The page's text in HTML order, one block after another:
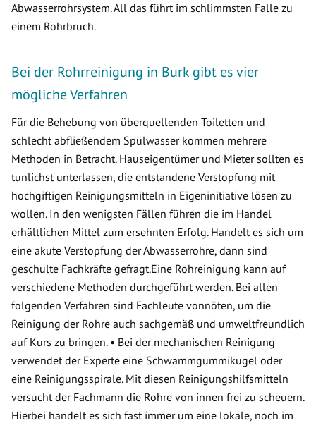
Abwasserrohrsystem. All das führt im schlimmsten Falle zu
einem Rohrbruch.
Bei der Rohrreinigung in Burk gibt es vier
mögliche Verfahren
Für die Behebung von überquellenden Toiletten und
schlecht abfließendem Spülwasser kommen mehrere
Methoden in Betracht. Hauseigentümer und Mieter sollten es
tunlichst unterlassen, die entstandene Verstopfung mit
hochgiftigen Reinigungsmitteln in Eigeninitiative lösen zu
wollen. In den wenigsten Fällen führen die im Handel
erhältlichen Mittel zum ersehnten Erfolg. Handelt es sich um
eine akute Verstopfung der Abwasserrohre, dann sind
geschulte Fachkräfte gefragt.Eine Rohreinigung kann auf
verschiedene Methoden durchgeführt werden. Bei allen
folgenden Verfahren sind Fachleute vonnöten, um die
Reinigung der Rohre auch sachgemäß und umweltfreundlich
auf Kurs zu bringen. • Bei der mechanischen Reinigung
verwendet der Experte eine Schwammgummikugel oder
eine Reinigungsspirale. Mit diesen Reinigungshilfsmitteln
versucht der Fachmann die Rohre von innen frei zu scheuern.
Hierbei handelt es sich fast immer um eine lokale, noch im